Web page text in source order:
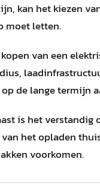
kan het kiezen
moet letten.
van een
de lange termijn
is het verstandig
het opladen
voorkomen.